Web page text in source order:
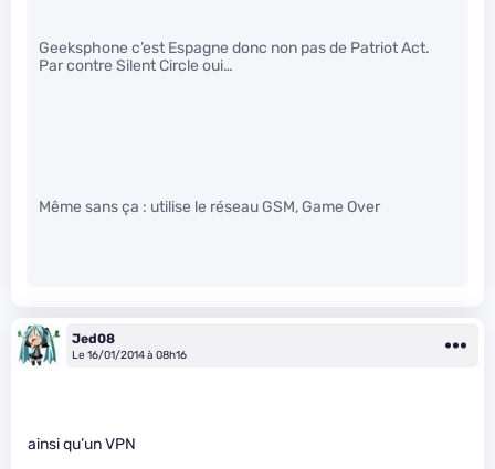
Geeksphone c’est Espagne donc non pas de Patriot Act.
Par contre Silent Circle oui…
Même sans ça : utilise le réseau GSM, Game Over
Jed08
Le 16/01/2014 à 08h16
ainsi qu’un VPN